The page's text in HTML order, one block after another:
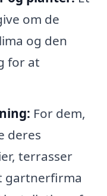
om de
og den
for at
For dem,
deres
terrasser
gartnerfirma